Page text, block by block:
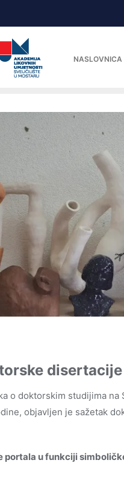
NASLOVNICA
o doktorskim studijima
objavljen je sažetak
portala u funkciji